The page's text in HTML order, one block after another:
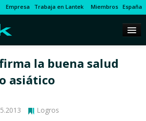
Empresa Trabaja en Lantek Miembros España
la buena salud
asiático
Logros